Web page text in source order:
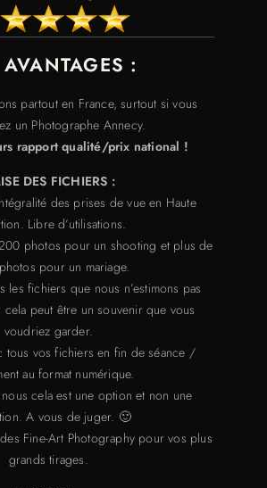
:
partout en France, surtout si vous
un Photographe Annecy.
rapport qualité/prix national !
DES FICHIERS :
des prises de vue en Haute
Libre d’utilisations.
photos pour un shooting et plus de
pour un mariage.
les fichiers que nous n’estimons pas
cela peut être un souvenir que vous
voudriez garder.
tous vos fichiers en fin de séance /
au format numérique.
cela est une option et non une
A vous de juger. 🙂
Fine-Art Photography pour vos plus
grands tirages.